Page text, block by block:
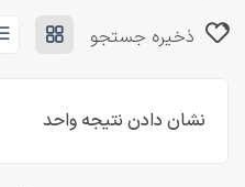
ذخیره جستجو
نشان دادن نتیجه واحد